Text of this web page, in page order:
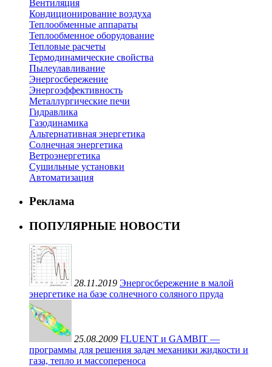
Вентиляция
Кондиционирование воздуха
Теплообменные аппараты
Теплообменное оборудование
Тепловые расчеты
Термодинамические свойства
Пылеулавливание
Энергосбережение
Энергоэффективность
Металлургические печи
Гидравлика
Газодинамика
Альтернативная энергетика
Солнечная энергетика
Ветроэнергетика
Сушильные установки
Автоматизация
Реклама
ПОПУЛЯРНЫЕ НОВОСТИ
28.11.2019 Энергосбережение в малой
энергетике на базе солнечного соляного пруда
25.08.2009 FLUENT и GAMBIT —
программы для решения задач механики жидкости и
газа, тепло и массопереноса